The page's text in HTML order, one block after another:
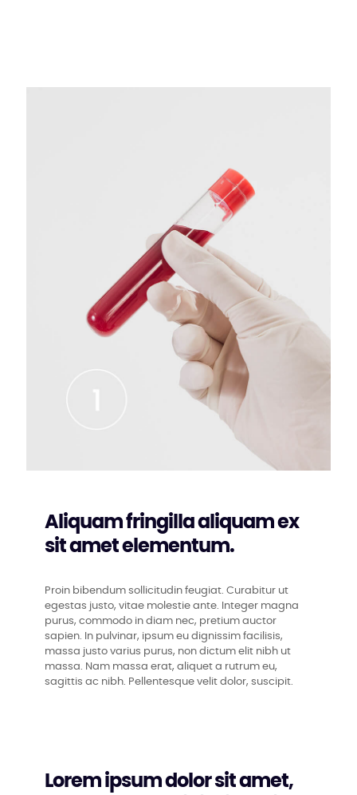
Aliquam fringilla aliquam ex
sit amet elementum.
Proin bibendum sollicitudin feugiat. Curabitur ut
egestas justo, vitae molestie ante. Integer magna
purus, commodo in diam nec, pretium auctor
sapien. In pulvinar, ipsum eu dignissim facilisis,
massa justo varius purus, non dictum elit nibh ut
massa. Nam massa erat, aliquet a rutrum eu,
sagittis ac nibh. Pellentesque velit dolor, suscipit.
Lorem ipsum dolor sit amet,